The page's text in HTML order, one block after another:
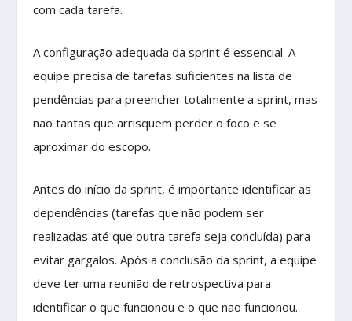
com cada tarefa.
A configuração adequada da sprint é essencial. A
equipe precisa de tarefas suficientes na lista de
pendências para preencher totalmente a sprint, mas
não tantas que arrisquem perder o foco e se
aproximar do escopo.
Antes do início da sprint, é importante identificar as
dependências (tarefas que não podem ser
realizadas até que outra tarefa seja concluída) para
evitar gargalos. Após a conclusão da sprint, a equipe
deve ter uma reunião de retrospectiva para
identificar o que funcionou e o que não funcionou.